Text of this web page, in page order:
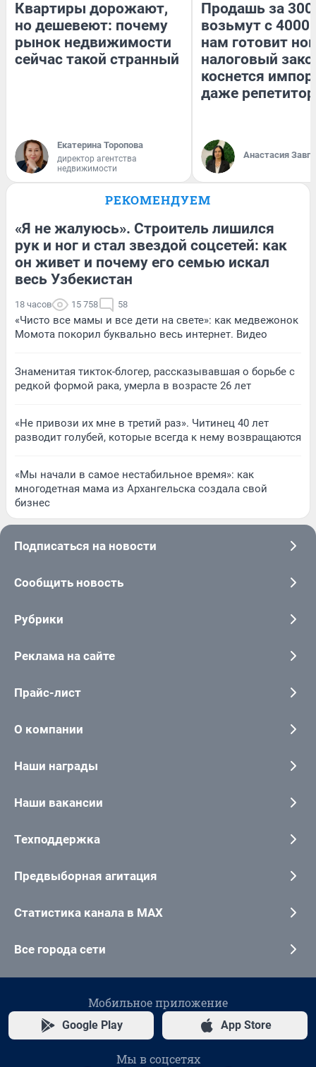
Квартиры дорожают,
но дешевеют: почему
рынок недвижимости
сейчас такой странный
Екатерина Торопова
директор агентства
недвижимости
Продашь за
возьмут с
нам готовит
налоговый
коснется
даже
Анастасия
РЕКОМЕНДУЕМ
«Я не жалуюсь». Строитель лишился
рук и ног и стал звездой соцсетей: как
он живет и почему его семью искал
весь Узбекистан
18 часов 15 758 58
«Чисто все мамы и все дети на свете»: как медвежонок
Момота покорил буквально весь интернет. Видео
Знаменитая тикток-блогер, рассказывавшая о борьбе с
редкой формой рака, умерла в возрасте 26 лет
«Не привози их мне в третий раз». Читинец 40 лет
разводит голубей, которые всегда к нему возвращаются
«Мы начали в самое нестабильное время»: как
многодетная мама из Архангельска создала свой
бизнес
Подписаться на новости
Сообщить новость
Рубрики
Реклама на сайте
Прайс-лист
О компании
Наши награды
Наши вакансии
Техподдержка
Предвыборная агитация
Статистика канала в MAX
Все города сети
Мобильное приложение
Google Play App Store
Мы в соцсетях